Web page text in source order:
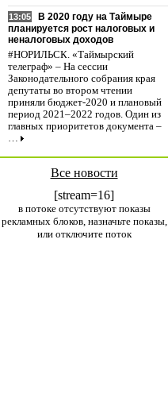
13:05
В 2020 году на Таймыре
планируется рост налоговых и
неналоговых доходов
#НОРИЛЬСК. «Таймырский
телеграф» – На сессии
Законодательного собрания края
депутаты во втором чтении
приняли бюджет-2020 и плановый
период 2021–2022 годов. Один из
главных приоритетов документа –
…
Все новости
[stream=16]
в потоке отсутствуют показы
рекламных блоков, назначьте показы,
или отключите поток